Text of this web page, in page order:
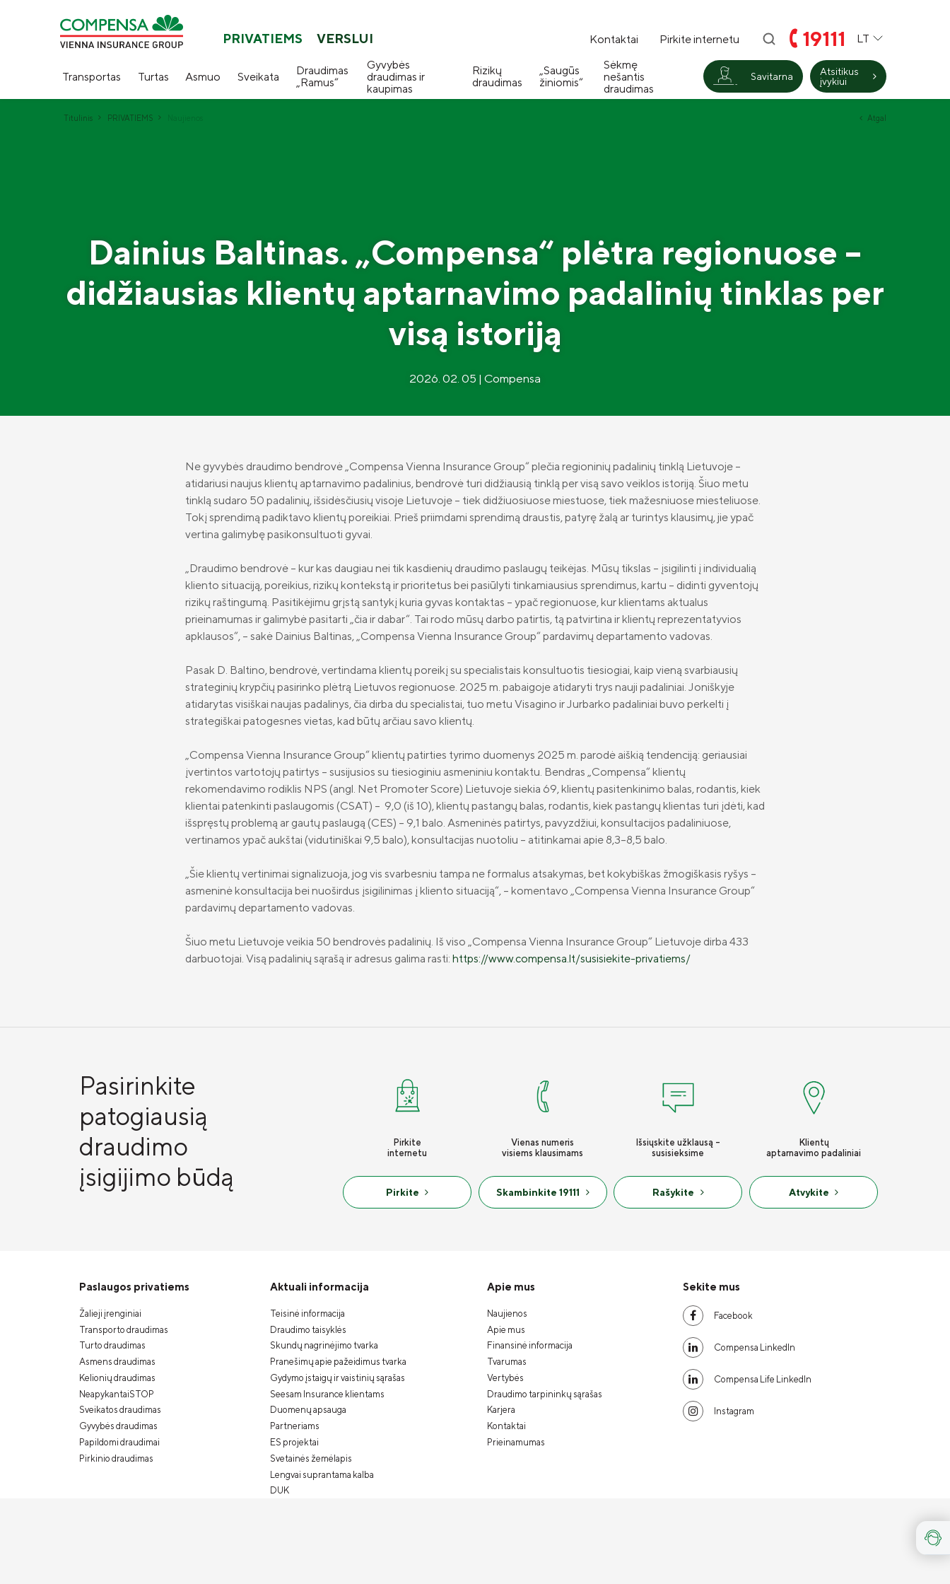
PRIVATIEMS VERSLUI Kontaktai Pirkite internetu 19111 LT
Transportas Turtas Asmuo Sveikata
Draudimas
„Ramus“
Gyvybės
draudimas ir
kaupimas
Rizikų
draudimas
„Saugūs
žiniomis“
Sėkmę
nešantis
draudimas
Savitarna
Atsitikus
įvykiui
Titulinis PRIVATIEMS Atgal
Dainius Baltinas. „Compensa“ plėtra regionuose –
didžiausias klientų aptarnavimo padalinių tinklas per
visą istoriją
2026. 02. 05 | Compensa
Ne gyvybės draudimo bendrovė „Compensa Vienna Insurance Group“ plečia regioninių padalinių tinklą Lietuvoje –
atidariusi naujus klientų aptarnavimo padalinius, bendrovė turi didžiausią tinklą per visą savo veiklos istoriją. Šiuo metu
tinklą sudaro 50 padalinių, išsidėsčiusių visoje Lietuvoje – tiek didžiuosiuose miestuose, tiek mažesniuose miesteliuose.
Tokį sprendimą padiktavo klientų poreikiai. Prieš priimdami sprendimą draustis, patyrę žalą ar turintys klausimų, jie ypač
vertina galimybę pasikonsultuoti gyvai.
„Draudimo bendrovė – kur kas daugiau nei tik kasdienių draudimo paslaugų teikėjas. Mūsų tikslas – įsigilinti į individualią
kliento situaciją, poreikius, rizikų kontekstą ir prioritetus bei pasiūlyti tinkamiausius sprendimus,kartu – didinti gyventojų
rizikų raštingumą. Pasitikėjimu grįstą santykį kuria gyvas kontaktas – ypač regionuose, kur klientams aktualus
prieinamumas ir galimybė pasitarti „čia ir dabar“. Tai rodo mūsų darbo patirtis, tą patvirtina ir klientų reprezentatyvios
apklausos“, – sakė Dainius Baltinas, „Compensa Vienna Insurance Group“ pardavimų departamento vadovas.
Pasak D. Baltino, bendrovė, vertindama klientų poreikį su specialistais konsultuotis tiesiogiai, kaip vieną svarbiausių
strateginių krypčių pasirinko plėtrą Lietuvos regionuose. 2025 m. pabaigoje atidaryti trys nauji padaliniai. Joniškyje
atidarytas visiškai naujas padalinys, čia dirba du specialistai, tuo metu Visagino ir Jurbarko padaliniai buvo perkelti į
strategiškai patogesnes vietas, kad būtų arčiau savo klientų.
„Compensa Vienna Insurance Group“ klientų patirties tyrimo duomenys 2025 m. parodė aiškią tendenciją: geriausiai
įvertintos vartotojų patirtys – susijusios su tiesioginiu asmeniniu kontaktu. Bendras „Compensa“ klientų
rekomendavimo rodiklis NPS (angl. Net Promoter Score) Lietuvoje siekia 69, klientų pasitenkinimo balas, rodantis, kiek
klientai patenkinti paslaugomis (CSAT) – 9,0 (iš 10), klientų pastangų balas, rodantis, kiek pastangų klientas turi įdėti, kad
išspręstų problemą ar gautų paslaugą (CES) – 9,1 balo. Asmeninės patirtys, pavyzdžiui, konsultacijos padaliniuose,
vertinamos ypač aukštai (vidutiniškai 9,5 balo), konsultacijas nuotoliu – atitinkamai apie 8,3–8,5 balo.
„Šie klientų vertinimai signalizuoja, jog vis svarbesniu tampa ne formalus atsakymas, bet kokybiškas žmogiškasis ryšys –
asmeninė konsultacija bei nuoširdus įsigilinimas į kliento situaciją“, – komentavo „Compensa Vienna Insurance Group“
pardavimų departamento vadovas.
Šiuo metu Lietuvoje veikia 50 bendrovės padalinių. Iš viso „Compensa Vienna Insurance Group“ Lietuvoje dirba 433
darbuotojai. Visą padalinių sąrašą ir adresus galima rasti: https://www.compensa.lt/susisiekite-privatiems/
Pasirinkite
patogiausią
draudimo
įsigijimo būdą
Pirkite
internetu
Pirkite
Vienas numeris
visiems klausimams
Skambinkite 19111
Išsiųskite užklausą -
susisieksime
Rašykite
Klientų
aptarnavimo padaliniai
Atvykite
Paslaugos privatiems
Žalieji įrenginiai
Transporto draudimas
Turto draudimas
Asmens draudimas
Kelionių draudimas
NeapykantaiSTOP
Sveikatos draudimas
Gyvybės draudimas
Papildomi draudimai
Pirkinio draudimas
Aktuali informacija
Teisinė informacija
Draudimo taisyklės
Skundų nagrinėjimo tvarka
Pranešimų apie pažeidimus tvarka
Gydymo įstaigų ir vaistinių sąrašas
Seesam Insurance klientams
Duomenų apsauga
Partneriams
ES projektai
Svetainės žemėlapis
Lengvai suprantama kalba
DUK
Apie mus
Naujienos
Apie mus
Finansinė informacija
Tvarumas
Vertybės
Draudimo tarpininkų sąrašas
Karjera
Kontaktai
Prieinamumas
Sekite mus
Facebook
Compensa LinkedIn
Compensa Life LinkedIn
Instagram